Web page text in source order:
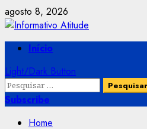
Skip
to
content
agosto 8, 2026
PrimaryInício
Light/Dark Button
Pesquisar
por:
Subscribe
Home